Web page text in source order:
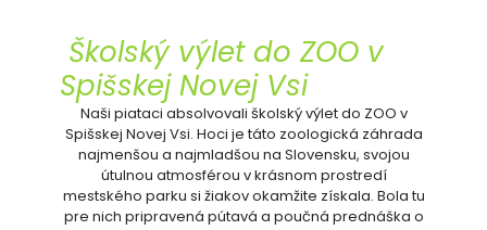
Školský výlet do ZOO v
Spišskej Novej Vsi
Naši piataci absolvovali školský výlet do ZOO v
Spišskej Novej Vsi. Hoci je táto zoologická záhrada
najmenšou a najmladšou na Slovensku, svojou
útulnou atmosférou v krásnom prostredí
mestského parku si žiakov okamžite získala. Bola tu
pre nich pripravená pútavá a poučná prednáška o